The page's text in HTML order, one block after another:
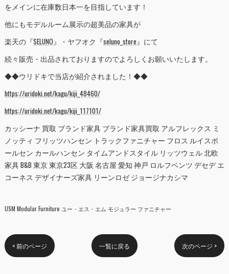
をメインに在庫数日本一を目指しています！
他にもモデルルーム展示の超美品の家具が
楽天の『SELUNO』・ヤフオク『seluno_store』にて
続々販売・出品されておりますのでよろしくお願いいたします。
◆◆ウリドキで当店が紹介されました！◆◆
https://uridoki.net/kagu/kiji_48460/
https://uridoki.net/kagu/kiji_117101/
カッシーナ 買取 ブランド家具 ブランド家具買取 アルフレックス ミ
ノッティ フリッツハンセン トラックファニチャー フロス ルイスポ
ールセン カールハンセン タイムアンドスタイル リッツウェル 北欧
家具 B&B 東京 東京23区 大阪 名古屋 愛知 神戸 ロルフベンツ デセデ エ
コーネス デザイナーズ家具 リーンロゼ ジョージナカシマ
USM Modular Furniture ユー・エス・エム モジュラー ファニチャー
< 前のページ 一覧に戻る 次のページ >